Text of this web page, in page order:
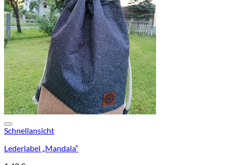
Schnellansicht
Lederlabel „Mandala“